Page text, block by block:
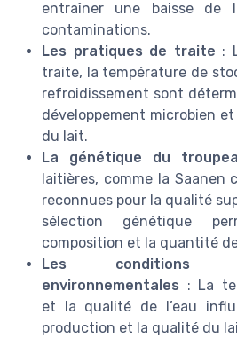
entraîner une baisse de
contaminations.
Les pratiques de traite :
traite, la température de
refroidissement sont
développement microbien
du lait.
La génétique du
laitières, comme la Saanen
reconnues pour la qualité
sélection génétique
composition et la quantité
Les conditions
environnementales : La
et la qualité de l’eau
production et la qualité du